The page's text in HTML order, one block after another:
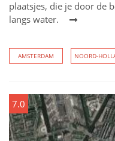
plaatsjes, die je door de
langs water.
AMSTERDAM NOORD-
7.0